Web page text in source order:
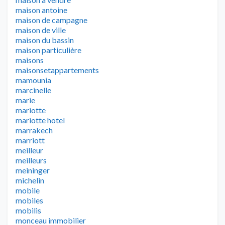
maison antoine
maison de campagne
maison de ville
maison du bassin
maison particulière
maisons
maisonsetappartements
mamounia
marcinelle
marie
mariotte
mariotte hotel
marrakech
marriott
meilleur
meilleurs
meininger
michelin
mobile
mobiles
mobilis
monceau immobilier